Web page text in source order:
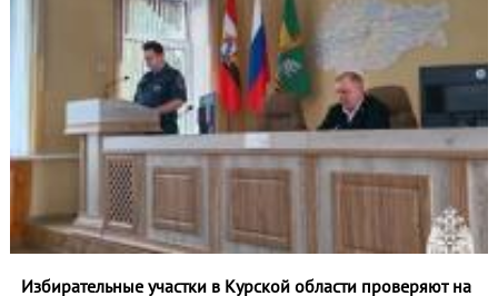
Избирательные участки в Курской области проверяют на